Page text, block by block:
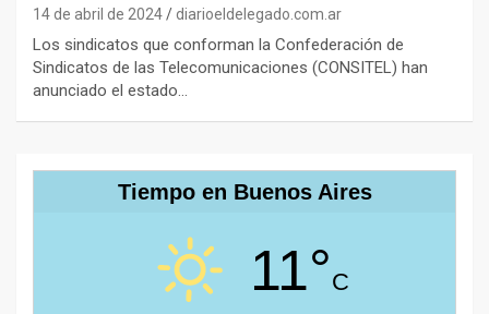
14 de abril de 2024 diarioeldelegado.com.ar
Los sindicatos que conforman la Confederación de
Sindicatos de las Telecomunicaciones (CONSITEL) han
anunciado el estado…
Tiempo en Buenos Aires
11°C